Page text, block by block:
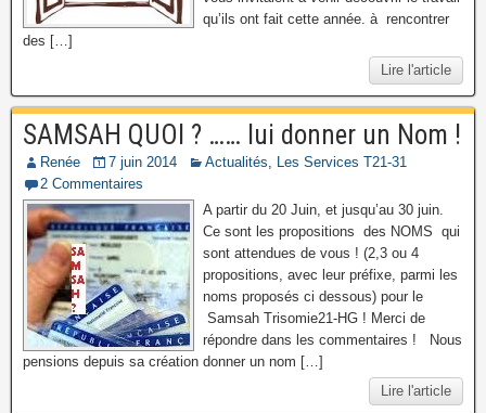
qu’ils ont fait cette année. à rencontrer
des […]
Lire l'article
SAMSAH QUOI ? …… lui donner un Nom !
Renée 7 juin 2014 Actualités, Les Services T21-31
2 Commentaires
A partir du 20 Juin, et jusqu’au 30 juin.
Ce sont les propositions des NOMS qui
sont attendues de vous ! (2,3 ou 4
propositions, avec leur préfixe, parmi les
noms proposés ci dessous) pour le
Samsah Trisomie21-HG ! Merci de
répondre dans les commentaires ! Nous
pensions depuis sa création donner un nom […]
Lire l'article